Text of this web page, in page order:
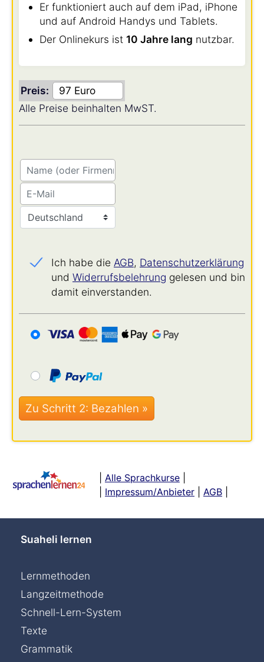
Er funktioniert auch auf dem iPad, iPhone
und auf Android Handys und Tablets.
Der Onlinekurs ist 10 Jahre lang nutzbar.
Preis:
Alle Preise beinhalten MwST.
Ich habe die AGB, Datenschutz­erklärung
und Widerrufs­belehrung gelesen und bin
damit einverstanden.
Alle Sprachkurse
Impressum/Anbieter AGB
Suaheli lernen
Lernmethoden
Langzeitmethode
Schnell-Lern-System
Texte
Grammatik